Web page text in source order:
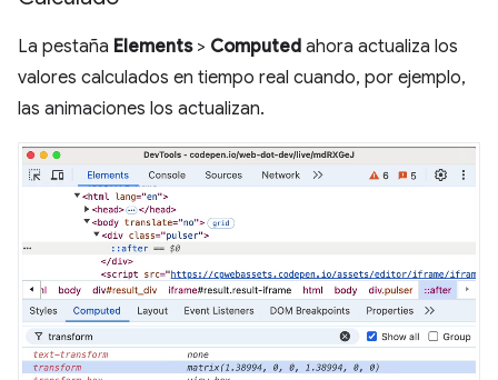
La pestaña Elements> Computed ahora actualiza los
valores calculados en tiempo real cuando, por ejemplo,
las animaciones los actualizan.